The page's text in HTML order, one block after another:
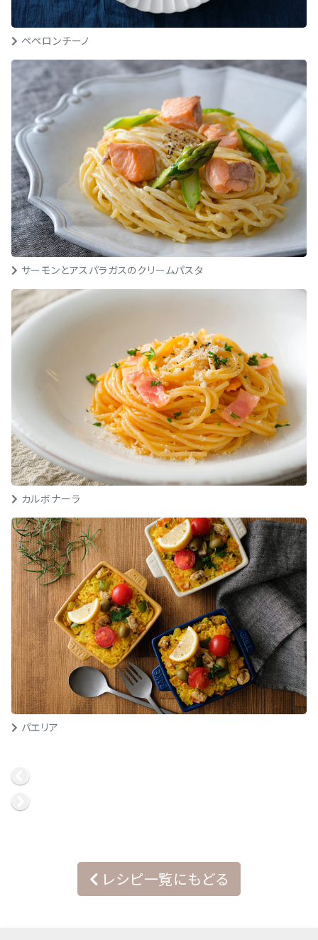
ペペロンチーノ
サーモンとアスパラガスのクリームパスタ
カルボナーラ
パエリア
レシピ一覧にもどる